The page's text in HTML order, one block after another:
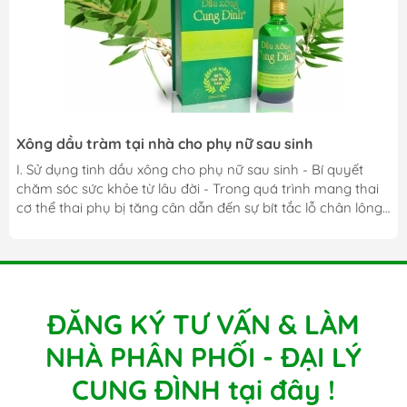
Xông dầu tràm tại nhà cho phụ nữ sau sinh
I. Sử dụng tinh dầu xông cho phụ nữ sau sinh - Bí quyết
chăm sóc sức khỏe từ lâu đời - Trong quá trình mang thai
cơ thể thai phụ bị tăng cân dẫn đến sự bít tắc lỗ chân lông.
khiến da sạm, sức đề kháng kém. - Vì thế xông hơi là
ĐĂNG KÝ TƯ VẤN & LÀM
NHÀ PHÂN PHỐI - ĐẠI LÝ
CUNG ĐÌNH tại đây !